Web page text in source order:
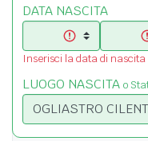
DATA NASCITA
Inserisci la data di nascita
LUOGO NASCITA o